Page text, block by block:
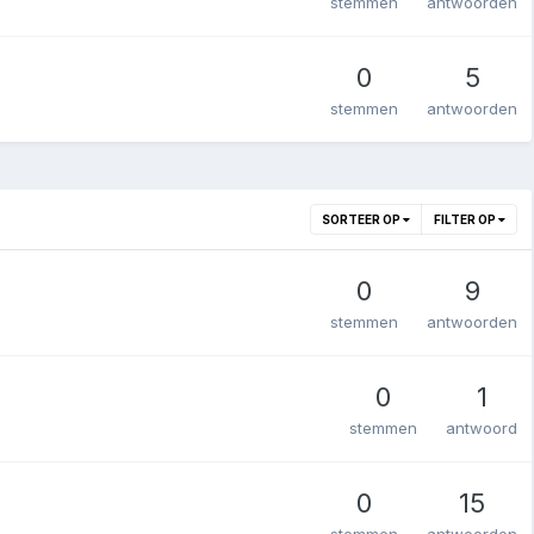
0
stemmen
5
antwoorden
SORTEER OP FILTER OP
0
stemmen
9
antwoorden
0
stemmen
1
antwoord
0 15